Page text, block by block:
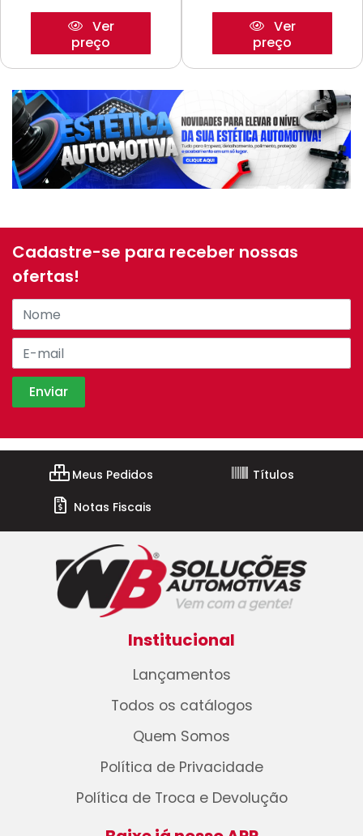
Ver
preço
Ver
preço
Cadastre-se para receber nossas
ofertas!
Meus Pedidos
Títulos
Notas Fiscais
Institucional
Lançamentos
Todos os catálogos
Quem Somos
Política de Privacidade
Política de Troca e Devolução